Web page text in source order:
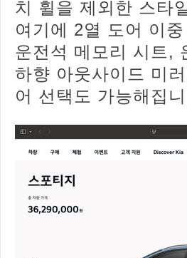
치 휠을 제외한 스타
여기에 2열 도어 이
운전석 메모리 시트,
하향 아웃사이드 미
어 선택도 가능해집